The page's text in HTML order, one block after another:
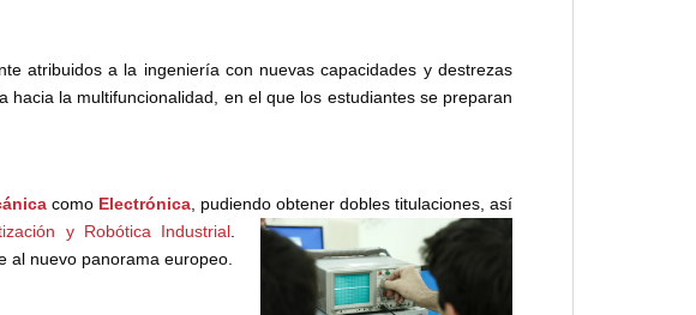
atribuidos a la ingeniería con nuevas capacidades y destrezas
la multifuncionalidad, en el que los estudiantes se preparan
como Electrónica, pudiendo obtener dobles titulaciones, así
y Robótica Industrial
al nuevo panorama europeo.